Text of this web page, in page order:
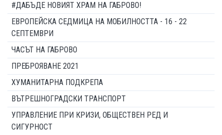
#ДАБЪДЕ НОВИЯТ ХРАМ НА ГАБРОВО!
ЕВРОПЕЙСКА СЕДМИЦА НА МОБИЛНОСТТА - 16 - 22
СЕПТЕМВРИ
ЧАСЪТ НА ГАБРОВО
ПРЕБРОЯВАНЕ 2021
ХУМАНИТАРНА ПОДКРЕПА
ВЪТРЕШНОГРАДСКИ ТРАНСПОРТ
УПРАВЛЕНИЕ ПРИ КРИЗИ, ОБЩЕСТВЕН РЕД И
СИГУРНОСТ